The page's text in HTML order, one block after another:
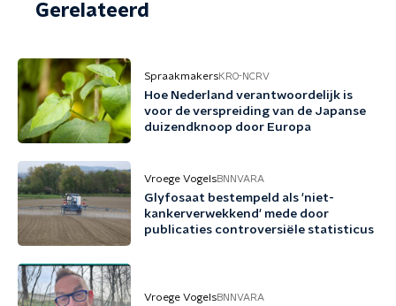
Gerelateerd
SpraakmakersKRO-NCRV
Hoe Nederland verantwoordelijk is
voor de verspreiding van de Japanse
duizendknoop door Europa
Vroege VogelsBNNVARA
Glyfosaat bestempeld als 'niet-
kankerverwekkend' mede door
publicaties controversiële statisticus
Vroege VogelsBNNVARA